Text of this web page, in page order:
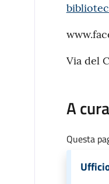
Via del
A
Questa